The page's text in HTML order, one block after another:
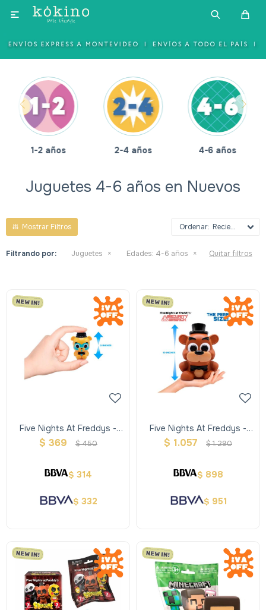

1-2 años 2-4 años 4-6 años
Juguetes 4-6 años en Nuevos
Recientes
Filtrando por: Juguetes Edades: 4-6 años Quitar filtros
Five Nights At Freddys -
Trompo
$ 369 $450
$ 314
$ 332
Five Nights At Freddys -
Mega Squishme
$ 1.057 $1.290
$ 898
$ 951